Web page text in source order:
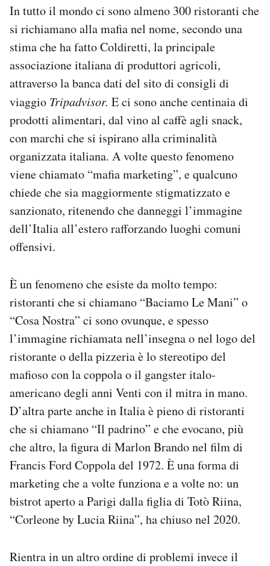
CALENDARIO
AREA PERSONALE
Area Personale
Notifiche mobile
Regala il Post
Hai bisogno di aiuto?
Esci
In tutto il mondo ci sono almeno 300 ristoranti che
si richiamano alla mafia nel nome, secondo una
stima che ha fatto Coldiretti, la principale
associazione italiana di produttori agricoli,
attraverso la banca dati del sito di consigli di
viaggio Tripadvisor. E ci sono anche centinaia di
prodotti alimentari, dal vino al caffè agli snack,
con marchi che si ispirano alla criminalità
organizzata italiana. A volte questo fenomeno
viene chiamato “mafia marketing”, e qualcuno
chiede che sia maggiormente stigmatizzato e
sanzionato, ritenendo che danneggi l’immagine
dell’Italia all’estero rafforzando luoghi comuni
offensivi.
È un fenomeno che esiste da molto tempo:
ristoranti che si chiamano “Baciamo Le Mani” o
“Cosa Nostra” ci sono ovunque, e spesso
l’immagine richiamata nell’insegna o nel logo del
ristorante o della pizzeria è lo stereotipo del
mafioso con la coppola o il gangster italo-
americano degli anni Venti con il mitra in mano.
D’altra parte anche in Italia è pieno di ristoranti
che si chiamano “Il padrino” e che evocano, più
che altro, la figura di Marlon Brando nel film di
Francis Ford Coppola del 1972. È una forma di
marketing che a volte funziona e a volte no: un
bistrot aperto a Parigi dalla figlia di Totò Riina,
“Corleone by Lucia Riina”, ha chiuso nel 2020.
Rientra in un altro ordine di problemi invece il